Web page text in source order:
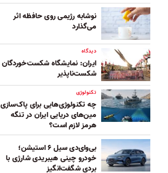
نوشابه رژیمی روی حافظه اثر
می‌گذارد
دیدگاه
ایران: نمایشگاه شکست‌خوردگان
شکست‌ناپذیر
تکنولوژی
چه تکنولوژی‌هایی برای پاک‌سازی
مین‌های دریایی ایران در تنگه
هرمز لازم است؟
بی‌وای‌دی سیل ۶ استیشن؛
خودرو چینی هیبریدی شارژی با
بردی شگفت‌انگیز